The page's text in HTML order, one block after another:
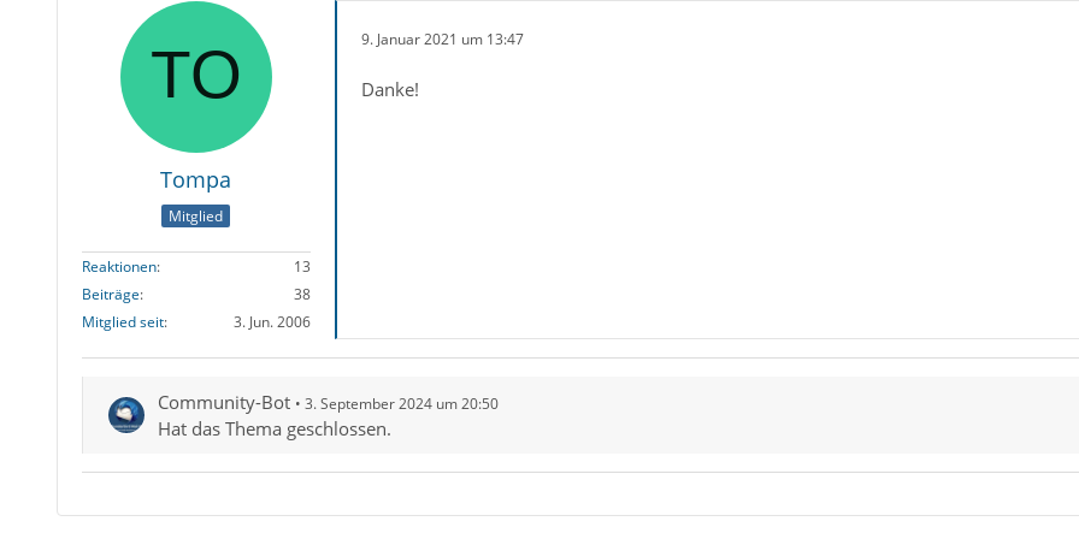
Tompa
Mitglied
Reaktionen
13
Beiträge
38
Mitglied seit
3. Jun. 2006
9. Januar 2021 um 13:47
Danke!
Community-Bot 3. September 2024 um 20:50
Hat das Thema geschlossen.